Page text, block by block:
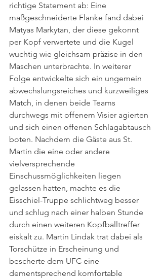
richtige Statement ab: Eine
maßgeschneiderte Flanke fand dabei
Matyas Markytan, der diese gekonnt
per Kopf verwertete und die Kugel
wuchtig wie gleichsam präzise in den
Maschen unterbrachte. In weiterer
Folge entwickelte sich ein ungemein
abwechslungsreiches und kurzweiliges
Match, in denen beide Teams
durchwegs mit offenem Visier agierten
und sich einen offenen Schlagabtausch
boten. Nachdem die Gäste aus St.
Martin die eine oder andere
vielversprechende
Einschussmöglichkeiten liegen
gelassen hatten, machte es die
Eisschiel-Truppe schlichtweg besser
und schlug nach einer halben Stunde
durch einen weiteren Kopfballtreffer
eiskalt zu. Martin Lindak trat dabei als
Torschütze in Erscheinung und
bescherte dem UFC eine
dementsprechend komfortable